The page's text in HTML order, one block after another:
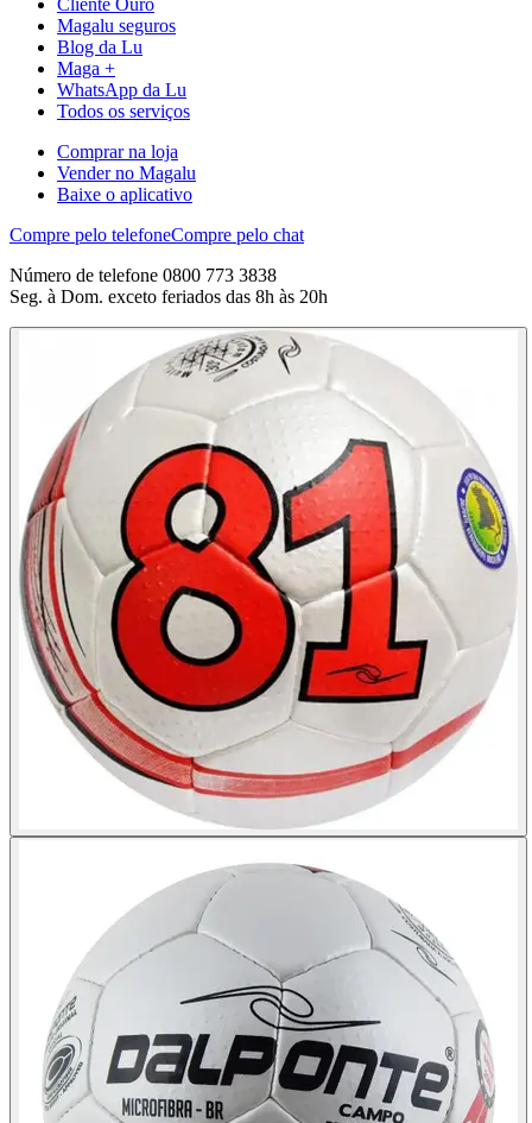
Magalu seguros
Blog da Lu
Maga +
WhatsApp da Lu
Todos os serviços
Comprar na loja
Vender no Magalu
Baixe o aplicativo
Compre pelo telefoneCompre pelo chat
Número de telefone 0800 773 3838
Seg. à Dom. exceto feriados das 8h às 20h